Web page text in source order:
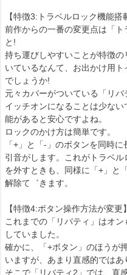
【特徴3:トラベルロック機能搭
前作からの一番の変更点は「
と!
持ち運びしやすいことが特徴
いているなんて、お出かけ用
でしょうか!
元々カバーがついている「リ
イッチオンになることは少な
能があると安心ですよね。
ロックのかけ方は簡単です。
「+」と「-」のボタンを同時
引音がします。これがトラベ
を外すときも、同様に「+」と
解除て゛きます。
【特徴4:ボタン操作方法が変更】
これまでの「リバティ」はオ
していました。
確かに、「+ボタン」のほうが
いますが、あまり直感的ではあ
そこで「リバティ2」では、直